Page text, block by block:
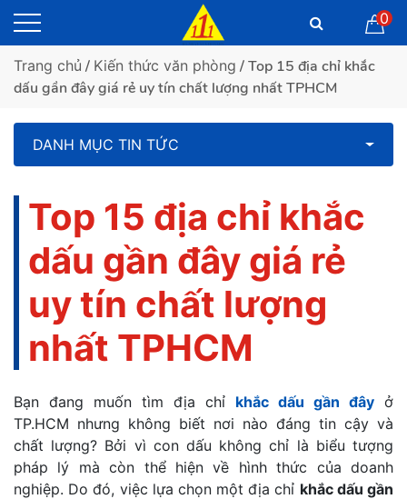
0
Trang chủ / Kiến thức văn phòng / Top 15 địa chỉ khắc
dấu gần đây giá rẻ uy tín chất lượng nhất TPHCM
DANH MỤC TIN TỨC
Top 15 địa chỉ khắc
dấu gần đây giá rẻ
uy tín chất lượng
nhất TPHCM
Bạn đang muốn tìm địa chỉ khắc dấu gần đây ở
TP.HCM nhưng không biết nơi nào đáng tin cậy và
chất lượng? Bởi vì con dấu không chỉ là biểu tượng
pháp lý mà còn thể hiện về hình thức của doanh
nghiệp. Do đó, việc lựa chọn một địa chỉ khắc dấu gần